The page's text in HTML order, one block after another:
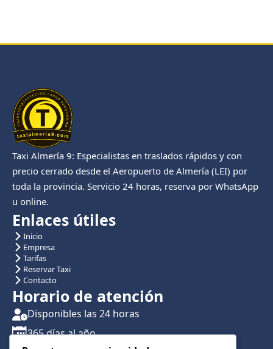
Taxi Almería 9: Especialistas en traslados rápidos y con
precio cerrado desde el Aeropuerto de Almería (LEI) por
toda la provincia. Servicio 24 horas, reserva por WhatsApp
u online.
Enlaces útiles
Inicio
Empresa
Tarifas
Reservar Taxi
Contacto
Horario de atención
Disponibles las 24 horas
365 días al año